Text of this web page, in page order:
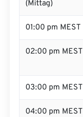
(Mittag)
01:00 pm MEST
02:00 pm MEST
03:00 pm MEST
04:00 pm MEST